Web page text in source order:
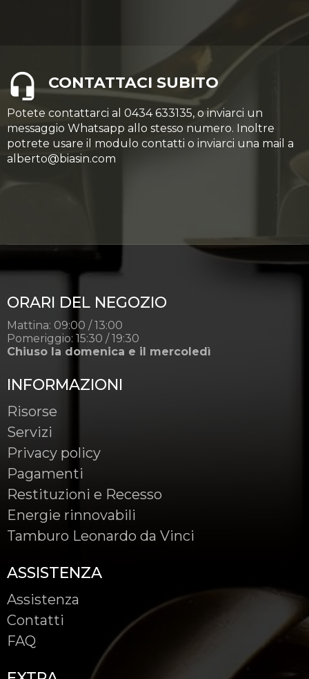
CONTATTACI SUBITO
Potete contattarci al 0434 633135, o inviarci un
messaggio Whatsapp allo stesso numero. Inoltre
potrete usare il modulo contatti o inviarci una mail a
alberto@biasin.com
ORARI DEL NEGOZIO
Mattina: 09:00 / 13:00
Pomeriggio: 15:30 / 19:30
Chiuso la domenica e il mercoledì
INFORMAZIONI
Risorse
Servizi
Privacy policy
Pagamenti
Restituzioni e Recesso
Energie rinnovabili
Tamburo Leonardo da Vinci
ASSISTENZA
Assistenza
Contatti
FAQ